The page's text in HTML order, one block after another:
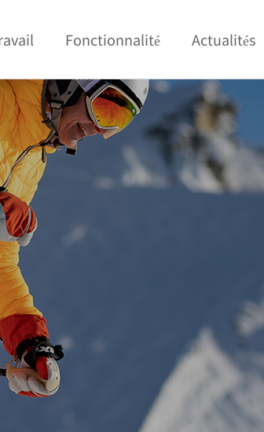
Fonctionnalité Actualités